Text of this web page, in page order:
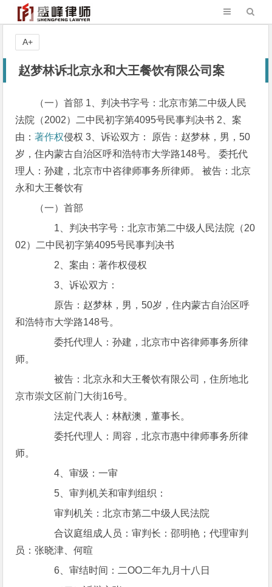
赵梦林诉北京永和大王餐饮有限公司案
（一）首部 1、判决书字号：北京市第二中级人民
法院（2002）二中民初字第4095号民事判决书 2、案
由：著作权侵权 3、诉讼双方： 原告：赵梦林，男，50
岁，住内蒙古自治区呼和浩特市大学路148号。 委托代
理人：孙建，北京市中咨律师事务所律师。 被告：北京
永和大王餐饮有
（一）首部
1、判决书字号：北京市第二中级人民法院（20
02）二中民初字第4095号民事判决书
2、案由：著作权侵权
3、诉讼双方：
原告：赵梦林，男，50岁，住内蒙古自治区呼
和浩特市大学路148号。
委托代理人：孙建，北京市中咨律师事务所律
师。
被告：北京永和大王餐饮有限公司，住所地北
京市崇文区前门大街16号。
法定代表人：林猷澳，董事长。
委托代理人：周容，北京市惠中律师事务所律
师。
4、审级：一审
5、审判机关和审判组织：
审判机关：北京市第二中级人民法院
合议庭组成人员：审判长：邵明艳；代理审判
员：张晓津、何暄
6、审结时间：二ΟΟ二年九月十八日
A+